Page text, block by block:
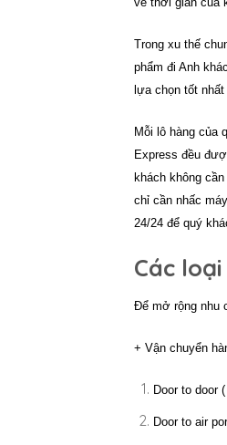
Trong xu thế
phẩm đi Anh
lựa chọn tốt
Mỗi lô hàng của
Express đều
khách không
chỉ cần nhấc
24/24 để quý
Các
Để mở rộng nhu
+ Vận chuyển
Door to door
Door to air